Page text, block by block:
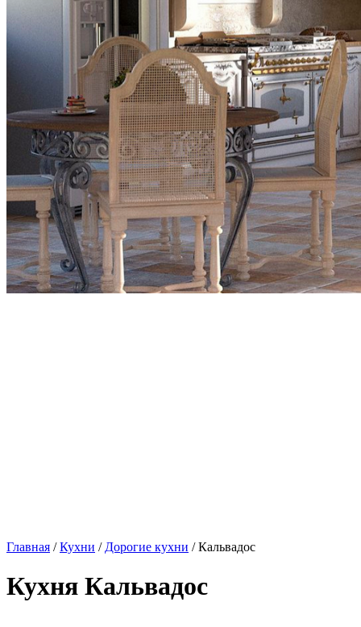
Главная /Кухни / Дорогие кухни / Кальвадос
Кухня Кальвадос